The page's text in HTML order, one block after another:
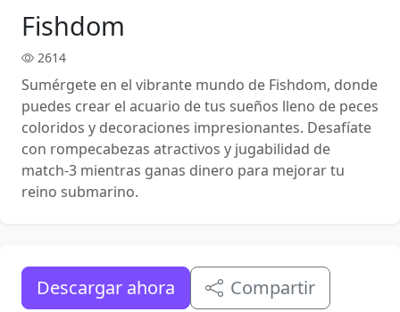
Fishdom
2614
Sumérgete en el vibrante mundo de Fishdom, donde
puedes crear el acuario de tus sueños lleno de peces
coloridos y decoraciones impresionantes. Desafíate
con rompecabezas atractivos y jugabilidad de
match-3 mientras ganas dinero para mejorar tu
reino submarino.
Descargar ahora Compartir